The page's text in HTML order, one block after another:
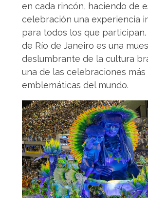
en cada rincón, haciendo de
celebración una experiencia
para todos los que participan.
de Río de Janeiro es una
deslumbrante de la cultura
una de las celebraciones más
emblemáticas del mundo.